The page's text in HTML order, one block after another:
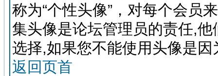
称为“个性头像”，对每个会员
集头像是论坛管理员的责任,
选择,如果您不能使用头像是
返回页首